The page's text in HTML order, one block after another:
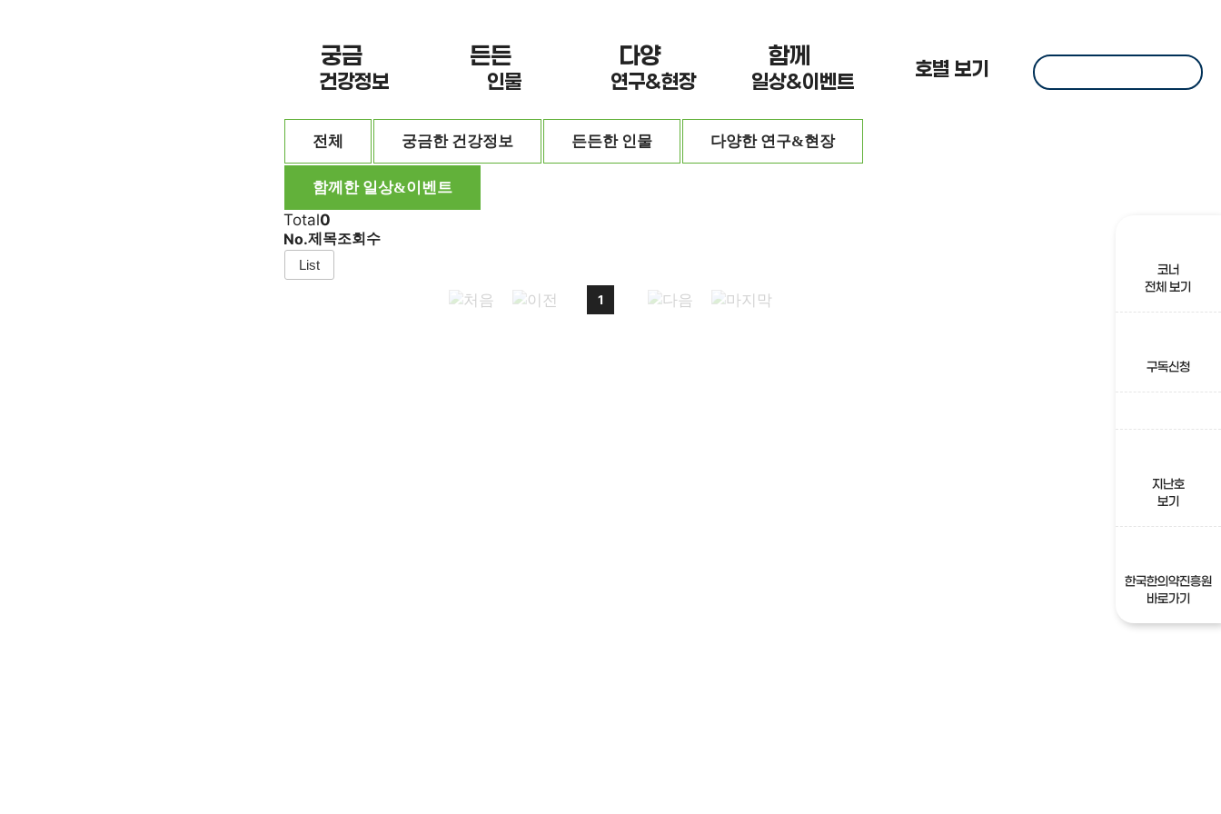
궁금 한
건강정보
든든 한
인물
다양 한
연구&현장
함께 한
일상&이벤트
호별 보기
코너
전체 보기
구독신청
지난호
보기
한국한의약진흥원
바로가기
전체 궁금한 건강정보 든든한 인물 다양한 연구&현장
함께한 일상&이벤트
Total0
No.제목조회수
1